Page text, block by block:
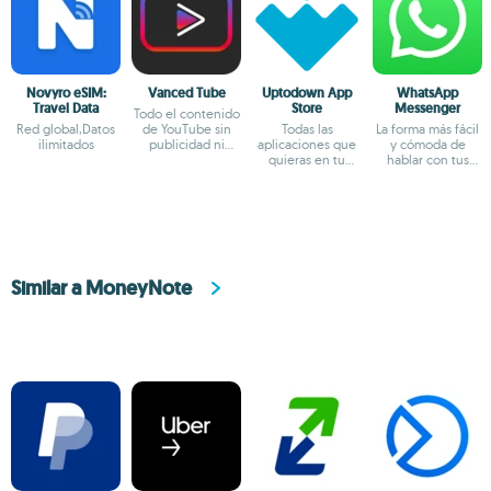
Novyro eSIM:
Travel Data
Red global,Datos
ilimitados
Vanced Tube
Todo el contenido
de YouTube sin
publicidad ni
Uptodown App
Store
Todas las
aplicaciones que
quieras en tu
WhatsApp
Messenger
La forma más fácil
y cómoda de
hablar con tus
Similar a MoneyNote